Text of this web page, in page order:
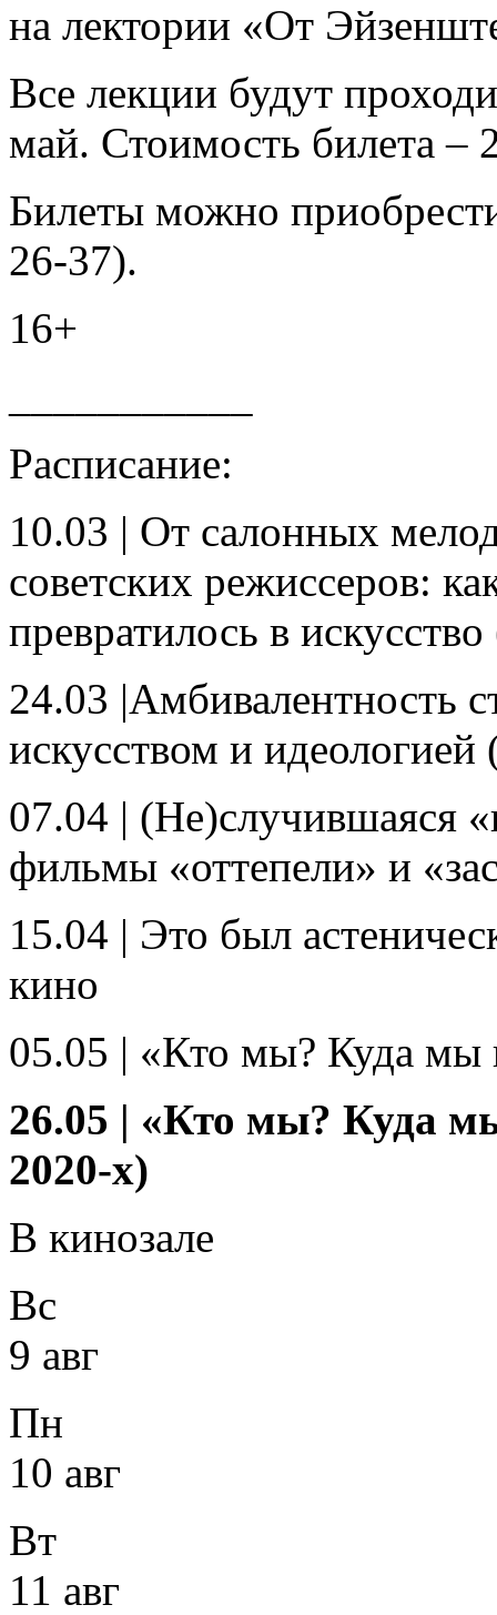
на лектории «От
Все лекции будут
май. Стоимость билета –
Билеты можно
26-37).
16+
Расписание:
10.03 | От салонных
советских режиссеров:
превратилось в
24.03 |Амбивалентность
искусством и
07.04 | (Не)случившаяся
фильмы «оттепели» и
15.04 | Это был
кино
05.05 | «Кто мы? Куда мы
26.05 | «Кто мы? Куда
2020-х)
В кинозале
Вс
9 авг
Пн
10 авг
Вт
11 авг